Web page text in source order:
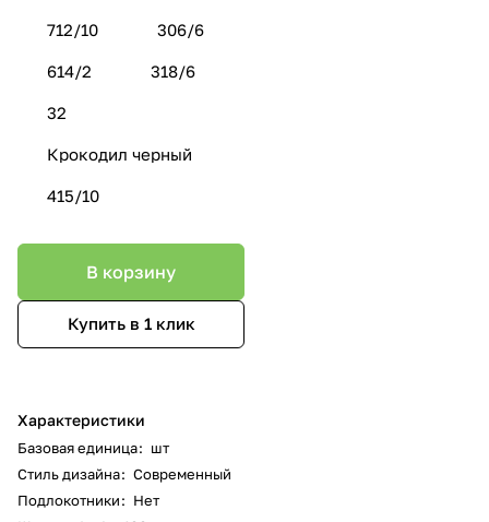
712/10 306/6
614/2 318/6
32
Крокодил черный
415/10
В корзину
Купить в 1 клик
Характеристики
Базовая единица: шт
Стиль дизайна: Современный
Подлокотники: Нет